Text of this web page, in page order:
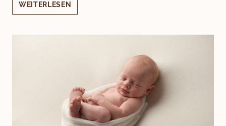
WEITERLESEN
IN